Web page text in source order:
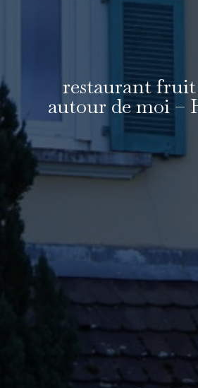
restaurant fruit
autour de moi –